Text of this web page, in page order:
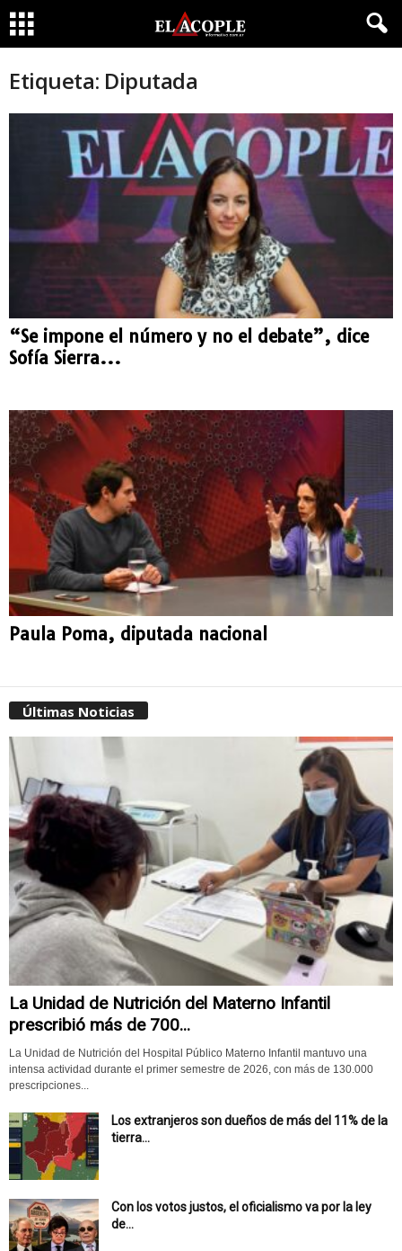
Etiqueta: Diputada
“Se impone el número y no el debate”, dice
Sofía Sierra...
Paula Poma, diputada nacional
Últimas Noticias
La Unidad de Nutrición del Materno Infantil
prescribió más de 700...
La Unidad de Nutrición del Hospital Público Materno Infantil mantuvo una
intensa actividad durante el primer semestre de 2026, con más de 130.000
prescripciones...
Los extranjeros son dueños de más del 11% de la
tierra...
Con los votos justos, el oficialismo va por la ley
de...